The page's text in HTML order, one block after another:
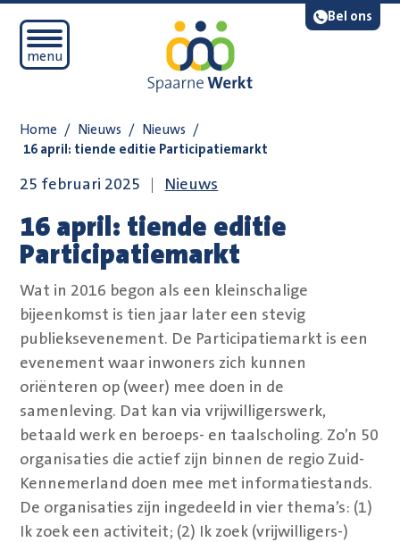
Bel ons
Open mobiel menu
menu
Lees voor
Home / Nieuws / Nieuws /
16 april: tiende editie Participatiemarkt
16 april: tiende editie
Participatiemarkt
25 februari 2025 Nieuws
Wat in 2016 begon als een kleinschalige
bijeenkomst is tien jaar later een stevig
publieksevenement. De Participatiemarkt is een
evenement waar inwoners zich kunnen
oriënteren op (weer) mee doen in de
samenleving. Dat kan via vrijwilligerswerk,
betaald werk en beroeps- en taalscholing. Zo’n 50
organisaties die actief zijn binnen de regio Zuid-
Kennemerland doen mee met informatiestands.
De organisaties zijn ingedeeld in vier thema’s: (1)
Ik zoek een activiteit; (2) Ik zoek (vrijwilligers-)